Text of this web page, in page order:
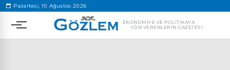
Pazartesi, 10 Ağustos 2026
EKONOMIYE VE POLITIKAYA
YÖN VERENLERIN GAZETESI